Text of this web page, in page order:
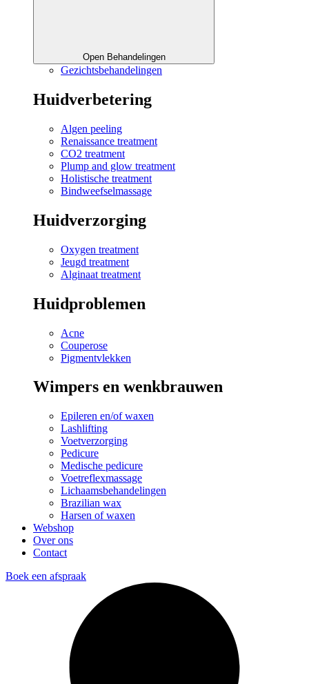
Open Behandelingen
Gezichtsbehandelingen
Huidverbetering
Algen peeling
Renaissance treatment
CO2 treatment
Plump and glow treatment
Holistische treatment
Bindweefselmassage
Huidverzorging
Oxygen treatment
Jeugd treatment
Alginaat treatment
Huidproblemen
Acne
Couperose
Pigmentvlekken
Wimpers en wenkbrauwen
Epileren en/of waxen
Lashlifting
Voetverzorging
Pedicure
Medische pedicure
Voetreflexmassage
Lichaamsbehandelingen
Brazilian wax
Harsen of waxen
Webshop
Over ons
Contact
Boek een afspraak